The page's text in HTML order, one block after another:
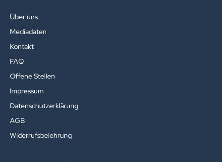
Über uns
Mediadaten
Kontakt
FAQ
Offene Stellen
Impressum
Datenschutzerklärung
AGB
Widerrufsbelehrung